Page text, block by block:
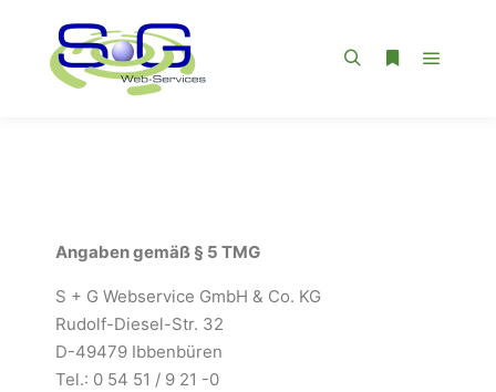
Angaben gemäß § 5 TMG
S + G Webservice GmbH & Co. KG
Rudolf-Diesel-Str. 32
D-49479 Ibbenbüren
Tel.: 0 54 51 / 9 21 -0